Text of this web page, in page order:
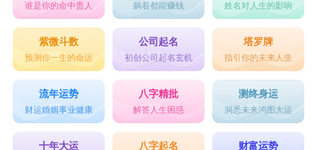
星座乐原创文章，转载需注明出处
谁是你的命中贵人 躺着都能赚钱 姓名对人生的影响
紫微斗数
预测你一生的命运
公司起名
初创公司起名玄机
塔罗牌
指引你的未来人生
流年运势
财运婚姻事业健康
八字精批
解答人生困惑
测终身运
洞悉未来鸿图大运
十年大运 八字起名 财富运势